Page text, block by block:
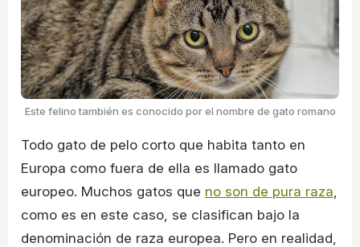
Este felino también es conocido por el nombre de gato romano
Todo gato de pelo corto que habita tanto en
Europa como fuera de ella es llamado gato
europeo. Muchos gatos que no son de pura raza
como es en este caso, se clasifican bajo la
denominación de raza europea. Pero en realidad,